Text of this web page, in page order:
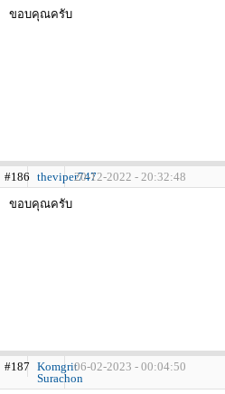
ขอบคุณครับ
#186 theviper74720-12-2022 - 20:32:48
ขอบคุณครับ
#187 Komgrit
Surachon
06-02-2023 - 00:04:50